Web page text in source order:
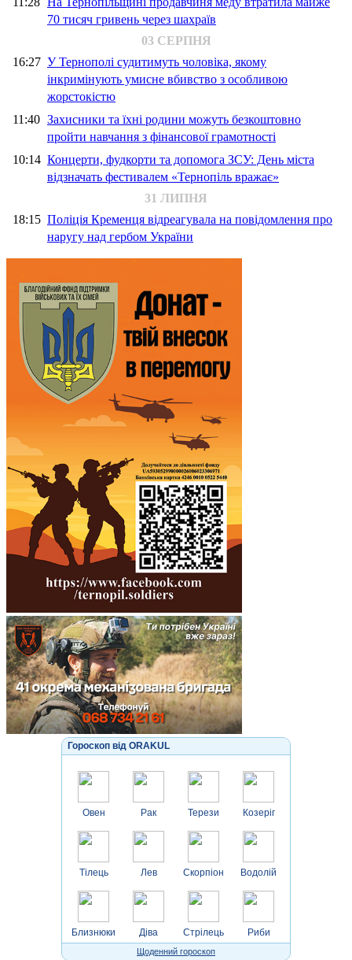
70 тисяч гривень через шахраїв
03 СЕРПНЯ
16:27 У Тернополі судитимуть чоловіка, якому
інкримінують умисне вбивство з особливою
жорстокістю
11:40 Захисники та їхні родини можуть безкоштовно
пройти навчання з фінансової грамотності
10:14 Концерти, фудкорти та допомога ЗСУ: День міста
відзначать фестивалем «Тернопіль вражає»
31 ЛИПНЯ
18:15 Поліція Кременця відреагувала на повідомлення про
наругу над гербом України
Гороскоп від ORAKUL
Овен
Тілець
Близнюки
Рак
Лев
Діва
Терези
Скорпіон
Стрілець
Козеріг
Водолій
Риби
Щоденний гороскоп